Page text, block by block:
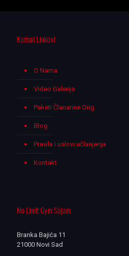
Korisni Linkovi
O Nama
Video Galerija
Paketi Članarine Orig
Blog
Pravila i uslovi učlanjenja
Kontakt
No Limit Gym Sajam
Branka Bajića 11
21000 Novi Sad